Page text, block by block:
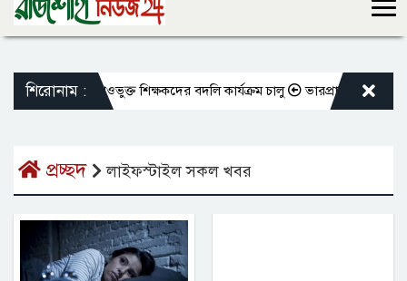
শিরোনাম :
মতো এমপিওভুক্ত শিক্ষকদের বদলি কার্যক্রম চালু ভারপ্রাপ্ত রাষ্ট্রপতিকে
প্রচ্ছদ লাইফস্টাইল সকল খবর